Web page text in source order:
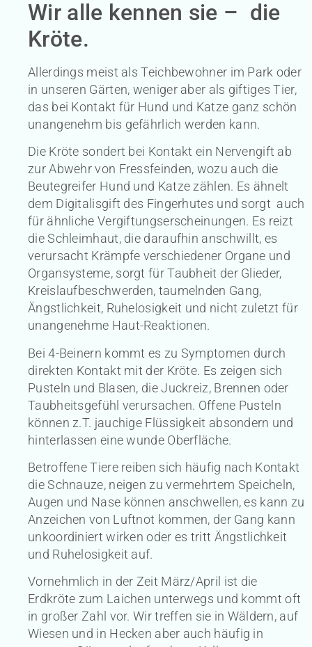
Wir alle kennen sie – die
Kröte.
Allerdings meist als Teichbewohner im Park oder
in unseren Gärten, weniger aber als giftiges Tier,
das bei Kontakt für Hund und Katze ganz schön
unangenehm bis gefährlich werden kann.
Die Kröte sondert bei Kontakt ein Nervengift ab
zur Abwehr von Fressfeinden, wozu auch die
Beutegreifer Hund und Katze zählen. Es ähnelt
dem Digitalisgift des Fingerhutes und sorgt auch
für ähnliche Vergiftungserscheinungen. Es reizt
die Schleimhaut, die daraufhin anschwillt, es
verursacht Krämpfe verschiedener Organe und
Organsysteme, sorgt für Taubheit der Glieder,
Kreislaufbeschwerden, taumelnden Gang,
Ängstlichkeit, Ruhelosigkeit und nicht zuletzt für
unangenehme Haut-Reaktionen.
Bei 4-Beinern kommt es zu Symptomen durch
direkten Kontakt mit der Kröte. Es zeigen sich
Pusteln und Blasen, die Juckreiz, Brennen oder
Taubheitsgefühl verursachen. Offene Pusteln
können z.T. jauchige Flüssigkeit absondern und
hinterlassen eine wunde Oberfläche.
Betroffene Tiere reiben sich häufig nach Kontakt
die Schnauze, neigen zu vermehrtem Speicheln,
Augen und Nase können anschwellen, es kann zu
Anzeichen von Luftnot kommen, der Gang kann
unkoordiniert wirken oder es tritt Ängstlichkeit
und Ruhelosigkeit auf.
Vornehmlich in der Zeit März/April ist die
Erdkröte zum Laichen unterwegs und kommt oft
in großer Zahl vor. Wir treffen sie in Wäldern, auf
Wiesen und in Hecken aber auch häufig in